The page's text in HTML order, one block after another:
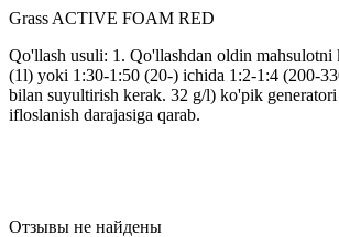
Grass ACTIVE FOAM RED
Qo'llash usuli: 1. Qo'llashdan oldin
(1l) yoki 1:30-1:50 (20-) ichida 1:2-1:4 (200-
bilan suyultirish kerak. 32 g/l) ko'pik
ifloslanish darajasiga qarab.
Отзывы не найдены